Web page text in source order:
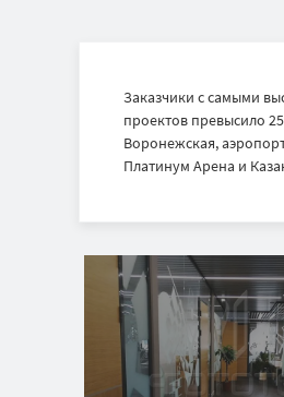
Заказчики с самыми
проектов превысило
Воронежская,
Платинум Арена и